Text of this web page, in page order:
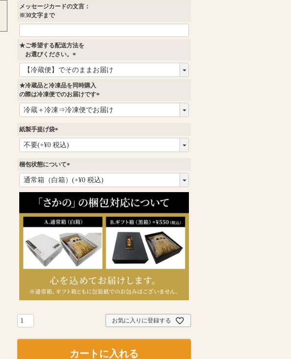
須
メッセージカードの文言：
※30文字まで
★ご希望する配送方法を
お選びください。
(
必
須
)
★冷蔵品と冷凍品を同時購入
の際は冷凍便でのお届けです
(
必
紙製手提げ袋
(
必
)
梱包状態について
(
必
須
)
お気に入りに登録する
カートに入れる